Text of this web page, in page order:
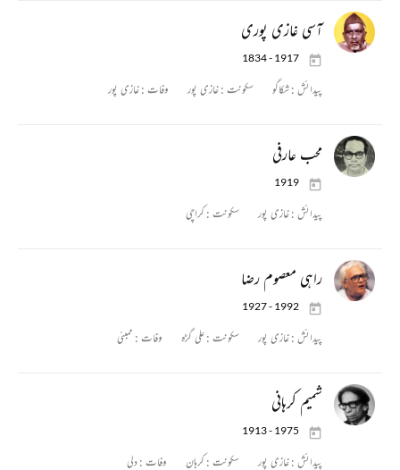
آسی غازی پوری
1834 - 1917
پیدائش :شکاگو سکونت :غازی پور وفات :غازی پور
محب عارفی
1919
پیدائش :غازی پور سکونت :کراچی
راہی معصوم رضا
1927 - 1992
پیدائش :غازی پور سکونت : علی گڑہ وفات : ممبئی
شمیم کرہانی
1913 - 1975
پیدائش :غازی پور سکونت :کرہان وفات :دلی